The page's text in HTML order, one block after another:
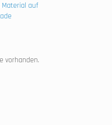
Material auf
vorhanden.